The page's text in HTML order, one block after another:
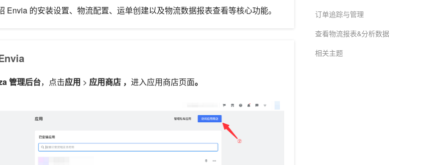
Envia 的安装设置、物流配置、运单创建以及物流数据报表查看等核心功能。
管理后台，点击应用 > 应用商店 ， 进入应用商店页面。
订单追踪与管理
查看物流报表&分析数据
相关主题